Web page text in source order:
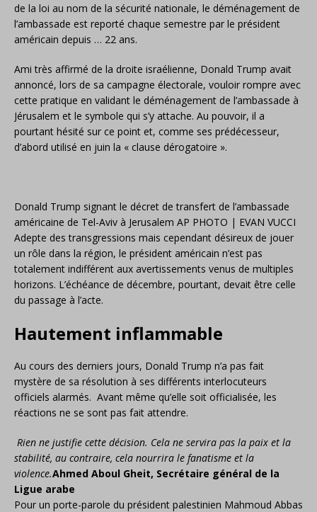
de la loi au nom de la sécurité nationale, le déménagement de
l’ambassade est reporté chaque semestre par le président
américain depuis … 22 ans.
Ami très affirmé de la droite israélienne, Donald Trump avait
annoncé, lors de sa campagne électorale, vouloir rompre avec
cette pratique en validant le déménagement de l’ambassade à
Jérusalem et le symbole qui s’y attache. Au pouvoir, il a
pourtant hésité sur ce point et, comme ses prédécesseur,
d’abord utilisé en juin la « clause dérogatoire ».
Donald Trump signant le décret de transfert de l’ambassade
américaine de Tel-Aviv à Jerusalem AP PHOTO | EVAN VUCCI
Adepte des transgressions mais cependant désireux de jouer
un rôle dans la région, le président américain n’est pas
totalement indifférent aux avertissements venus de multiples
horizons. L’échéance de décembre, pourtant, devait être celle
du passage à l’acte.
Hautement inflammable
Au cours des derniers jours, Donald Trump n’a pas fait
mystère de sa résolution à ses différents interlocuteurs
officiels alarmés. Avant même qu’elle soit officialisée, les
réactions ne se sont pas fait attendre.
Rien ne justifie cette décision. Cela ne servira pas la paix et la
stabilité, au contraire, cela nourrira le fanatisme et la
violence.Ahmed Aboul Gheit, Secrétaire général de la
Ligue arabe
Pour un porte-parole du président palestinien Mahmoud Abbas